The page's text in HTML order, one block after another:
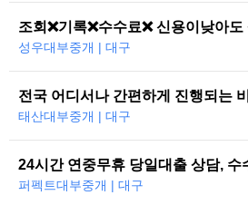
성우대부중개 | 대구
전국 어디서나 간편하게 진행되는
태산대부중개 | 대구
퍼펙트대부중개 | 대구